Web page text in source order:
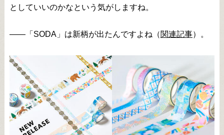
としていいのかなという気がしますね。
――「SODA」は新柄が出たんですよね（関連記事）。